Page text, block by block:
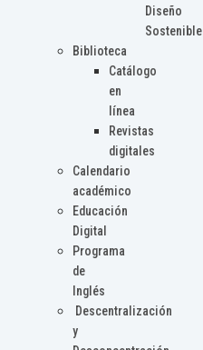
Diseño
Sostenible
Biblioteca
Catálogo
en
línea
Revistas
digitales
Calendario
académico
Educación
Digital
Programa
de
Inglés
Descentralización
y